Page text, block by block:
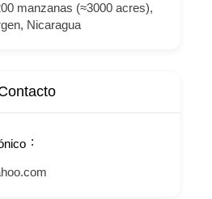
manzanas (≈3000 acres),
Nicaragua